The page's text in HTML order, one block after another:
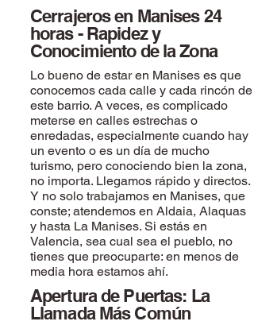
Cerrajeros en Manises 24
horas - Rapidez y
Conocimiento de la Zona
Lo bueno de estar en Manises es que
conocemos cada calle y cada rincón de
este barrio. A veces, es complicado
meterse en calles estrechas o
enredadas, especialmente cuando hay
un evento o es un día de mucho
turismo, pero conociendo bien la zona,
no importa. Llegamos rápido y directos.
Y no solo trabajamos en Manises, que
conste; atendemos en Aldaia, Alaquas
y hasta La Manises. Si estás en
Valencia, sea cual sea el pueblo, no
tienes que preocuparte: en menos de
media hora estamos ahí.
Apertura de Puertas: La
Llamada Más Común